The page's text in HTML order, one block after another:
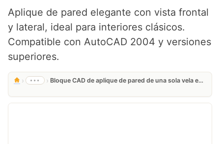
Aplique de pared elegante con vista frontal
y lateral, ideal para interiores clásicos.
Compatible con AutoCAD 2004 y versiones
superiores.
› ••• › Bloque CAD de aplique de pared de una sola vela en DWG Gratis